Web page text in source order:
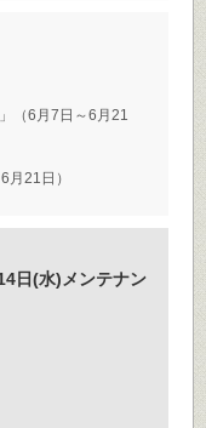
（6月7日～6月21
21日）
日(水)メンテナン